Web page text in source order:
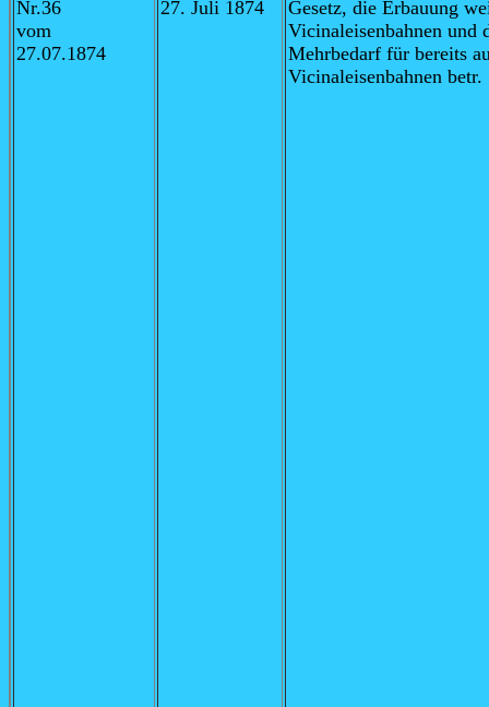
Nr.36
vom
27.07.1874
27. Juli 1874 Gesetz, die Erbauung
Vicinaleisenbahnen und
Mehrbedarf für bereits
Vicinaleisenbahnen betr.